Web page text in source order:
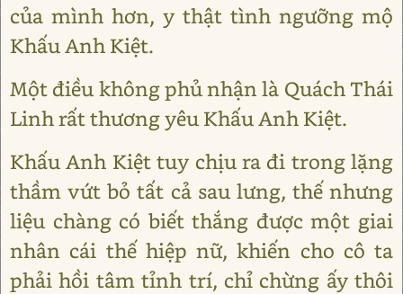
của mình hơn, y thật tình ngưỡng mộ
Khấu Anh Kiệt.
Một điều không phủ nhận là Quách Thái
Linh rất thương yêu Khấu Anh Kiệt.
Khấu Anh Kiệt tuy chịu ra đi trong lặng
thầm vứt bỏ tất cả sau lưng, thế nhưng
liệu chàng có biết thắng được một giai
nhân cái thế hiệp nữ, khiến cho cô ta
phải hồi tâm tỉnh trí, chỉ chừng ấy thôi